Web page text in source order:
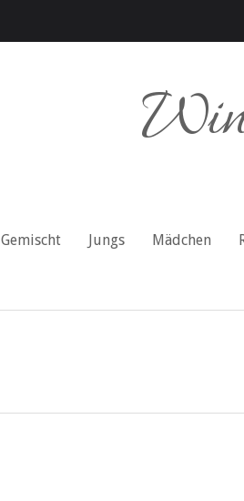
Gemischt Jungs Mädchen